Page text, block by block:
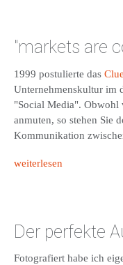
"markets are
1999 postulierte das
Unternehmenskultur im
"Social Media". Obwohl
anmuten, so stehen Sie
Kommunikation
weiterlesen
Der perfekte
Fotografiert habe ich